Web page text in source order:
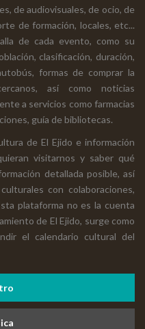
de audiovisuales, de ocio, de
de formación, locales, etc...
de cada evento, como su
clasificación, duración,
formas de comprar la
así como noticias
a servicios como farmacias
guía de bibliotecas.
de El Ejido e información
visitarnos y saber qué
detallada posible, así
con colaboraciones,
plataforma no es la cuenta
de El Ejido, surge como
el calendario cultural del